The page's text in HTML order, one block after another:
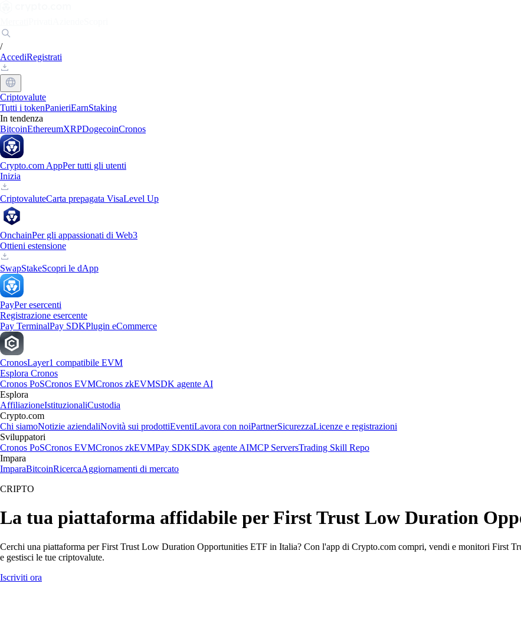
/
AccediRegistrati
Criptovalute
Tutti i tokenPanieriEarnStaking
In tendenza
BitcoinEthereumXRPDogecoinCronos
Crypto.com AppPer tutti gli utenti
Inizia
CriptovaluteCarta prepagata VisaLevel Up
OnchainPer gli appassionati di Web3
Ottieni estensione
SwapStakeScopri le dApp
PayPer esercenti
Registrazione esercente
Pay TerminalPay SDKPlugin eCommerce
CronosLayer1 compatibile EVM
Esplora Cronos
Cronos PoSCronos EVMCronos zkEVMSDK agente AI
Esplora
AffiliazioneIstituzionaliCustodia
Crypto.com
Chi siamoNotizie aziendaliNovità sui prodottiEventiLavora con noiPartnerSicurezzaLicenze e registrazioni
Sviluppatori
Cronos PoSCronos EVMCronos zkEVMPay SDKSDK agente AIMCP ServersTrading Skill Repo
Impara
ImparaBitcoinRicercaAggiornamenti di mercato
CRIPTO
La tua piattaforma affidabile per First Trust Low Duration
Cerchi una piattaforma per First Trust Low Duration Opportunities ETF in Italia? Con l'app di Crypto.com compri, vendi e monitori First
e gestisci le tue criptovalute.
Iscriviti ora